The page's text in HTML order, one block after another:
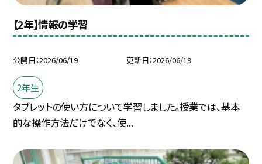
【2年】情報の学習
公開日 2026/06/19 更新日 2026/06/19
2年生
タブレットの使い方について学習しました。授業では、基本
的な操作方法だけでなく、使...